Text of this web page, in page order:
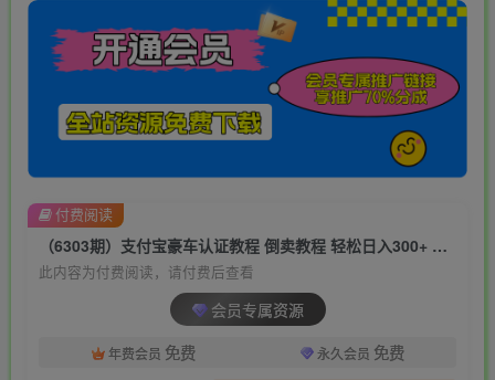
（6303期）支付宝豪车认证教程 倒卖教程 轻松日入300+ 还有助于提升芝麻分
此内容为付费阅读，请付费后查看
会员专属资源
年费会员 免费 永久会员 免费
付费阅读